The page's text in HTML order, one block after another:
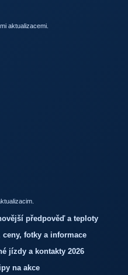
aktualizacemi.
předpověď a teploty
ceny, fotky a informace
jízdy a kontakty 2026
na akce